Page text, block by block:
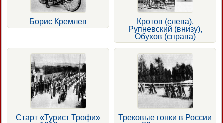
Борис Кремлев
Кротов (слева),
Рупневский (внизу),
Обухов (справа)
Старт «Турист Трофи»
Трековые гонки в России